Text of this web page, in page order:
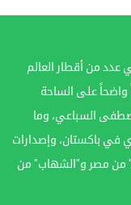
عدد من أقطار العالم
واضحاً على الساحة
السباعي، وما
في باكستان، وإصدارات
من مصر و"الشهاب" من